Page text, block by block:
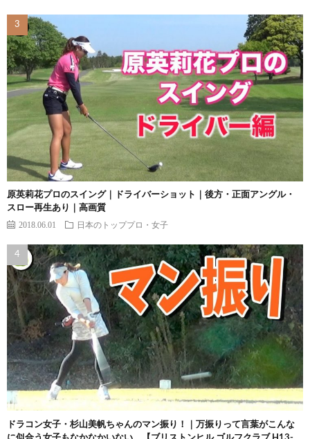
原英莉花プロのスイング｜ドライバーショット｜後方・正面アングル・
スロー再生あり｜高画質
2018.06.01 日本のトッププロ・女子
ドラコン女子・杉山美帆ちゃんのマン振り！｜万振りって言葉がこんな